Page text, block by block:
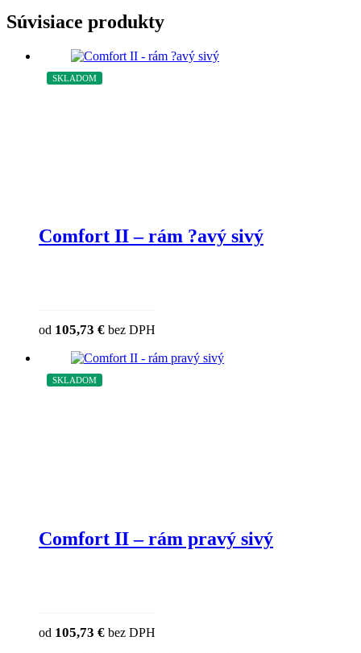
Súvisiace produkty
SKLADOM
Comfort II – rám ?avý sivý
od 105,73 € bez DPH
SKLADOM
Comfort II – rám pravý sivý
od 105,73 € bez DPH